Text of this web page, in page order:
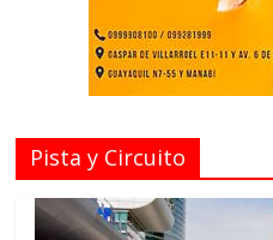
Pista y Circuito